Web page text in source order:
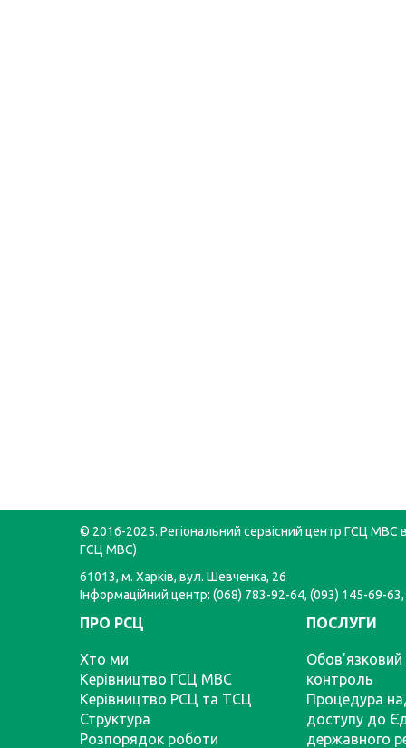
© 2016-2025. Регіональний сервісний центр ГСЦ МВС в
ГСЦ МВС)
61013, м. Харків, вул. Шевченка, 26
Інформаційний центр: (068) 783-92-64, (093) 145-69-
ПРО РСЦ
Хто ми
Керівництво ГСЦ МВС
Керівництво РСЦ та ТСЦ
Структура
Розпорядок роботи
ПОСЛУГИ
Обов’язковий
контроль
Процедура
доступу до
державного